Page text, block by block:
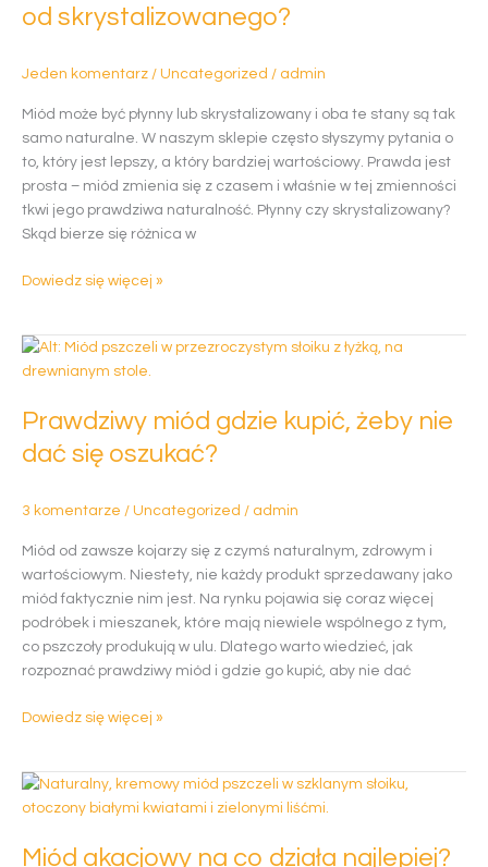
od skrystalizowanego?
Jeden komentarz / Uncategorized / admin
Miód może być płynny lub skrystalizowany i oba te stany są tak
samo naturalne. W naszym sklepie często słyszymy pytania o
to, który jest lepszy, a który bardziej wartościowy. Prawda jest
prosta – miód zmienia się z czasem i właśnie w tej zmienności
tkwi jego prawdziwa naturalność. Płynny czy skrystalizowany?
Skąd bierze się różnica w
lepszy
skrystalizowanego?
Dowiedz się więcej »
Prawdziwy miód gdzie kupić, żeby nie
dać się oszukać?
3 komentarze / Uncategorized / admin
Miód od zawsze kojarzy się z czymś naturalnym, zdrowym i
wartościowym. Niestety, nie każdy produkt sprzedawany jako
miód faktycznie nim jest. Na rynku pojawia się coraz więcej
podróbek i mieszanek, które mają niewiele wspólnego z tym,
co pszczoły produkują w ulu. Dlatego warto wiedzieć, jak
rozpoznać prawdziwy miód i gdzie go kupić, aby nie dać
Prawdziwy
miód
kupić,
żeby
nie
się
Dowiedz się więcej »
Miód akacjowy na co działa najlepiej?
Miód
akacjowy
co